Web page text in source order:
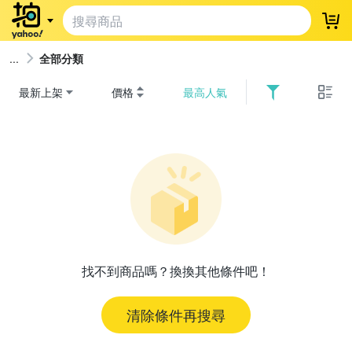
登
全部分類
最新上架 價格 最高人氣
找不到商品嗎？換換其他條件吧！
清除條件再搜尋